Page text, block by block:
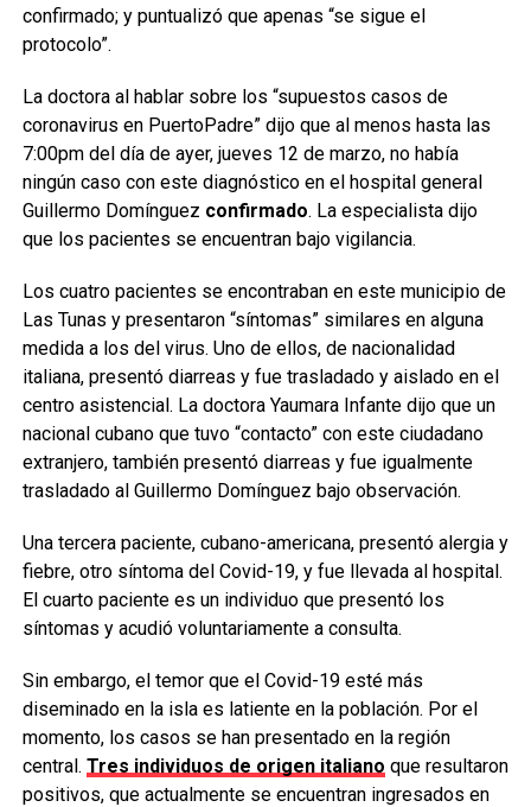
confirmado; y puntualizó que apenas “se sigue el
protocolo”.
La doctora al hablar sobre los “supuestos casos de
coronavirus en PuertoPadre” dijo que al menos hasta las
7:00pm del día de ayer, jueves 12 de marzo, no había
ningún caso con este diagnóstico en el hospital general
Guillermo Domínguez confirmado. La especialista dijo
que los pacientes se encuentran bajo vigilancia.
Los cuatro pacientes se encontraban en este municipio de
Las Tunas y presentaron “síntomas” similares en alguna
medida a los del virus. Uno de ellos, de nacionalidad
italiana, presentó diarreas y fue trasladado y aislado en el
centro asistencial. La doctora Yaumara Infante dijo que un
nacional cubano que tuvo “contacto” con este ciudadano
extranjero, también presentó diarreas y fue igualmente
trasladado al Guillermo Domínguez bajo observación.
Una tercera paciente, cubano-americana, presentó alergia y
fiebre, otro síntoma del Covid-19, y fue llevada al hospital.
El cuarto paciente es un individuo que presentó los
síntomas y acudió voluntariamente a consulta.
Sin embargo, el temor que el Covid-19 esté más
diseminado en la isla es latiente en la población. Por el
momento, los casos se han presentado en la región
central. Tres individuos de origen italiano que resultaron
positivos, que actualmente se encuentran ingresados en